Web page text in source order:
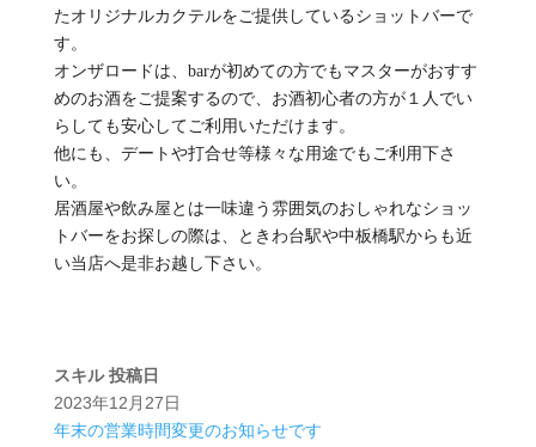
たオリジナルカクテルをご提供しているショットバーで
す。
オンザロードは、barが初めての方でもマスターがおすす
めのお酒をご提案するので、お酒初心者の方が１人でい
らしても安心してご利用いただけます。
他にも、デートや打合せ等様々な用途でもご利用下さ
い。
居酒屋や飲み屋とは一味違う雰囲気のおしゃれなショッ
トバーをお探しの際は、ときわ台駅や中板橋駅からも近
い当店へ是非お越し下さい。
スキル 投稿日
2023年12月27日
年末の営業時間変更のお知らせです